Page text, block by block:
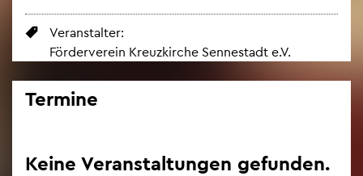
Ver­an­stal­ter:
För­der­ver­ein Kreuz­kir­che Sen­ne­stadt e.V.
Ter­mi­ne
Keine Ver­an­stal­tun­gen ge­fun­den.